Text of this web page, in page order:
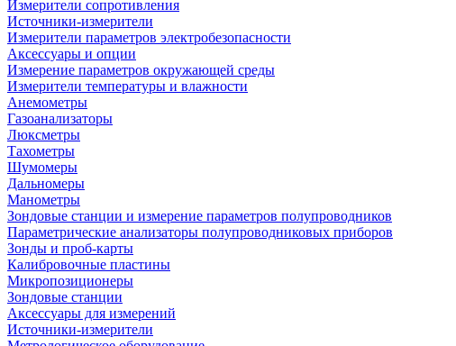
Измерители сопротивления
Источники-измерители
Измерители параметров электробезопасности
Аксессуары и опции
Измерение параметров окружающей среды
Измерители температуры и влажности
Анемометры
Газоанализаторы
Люксметры
Тахометры
Шумомеры
Дальномеры
Манометры
Зондовые станции и измерение параметров полупроводников
Параметрические анализаторы полупроводниковых приборов
Зонды и проб-карты
Калибровочные пластины
Микропозиционеры
Зондовые станции
Аксессуары для измерений
Источники-измерители